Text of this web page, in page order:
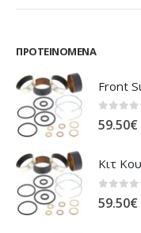
ΠΡΟΤΕΙΝΌΜΕΝΑ
0 out of 5
59.50€
0 out of 5
59.50€